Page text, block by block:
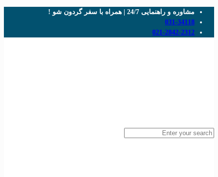
24/7 | همراه با سفر گردون شو !
021-